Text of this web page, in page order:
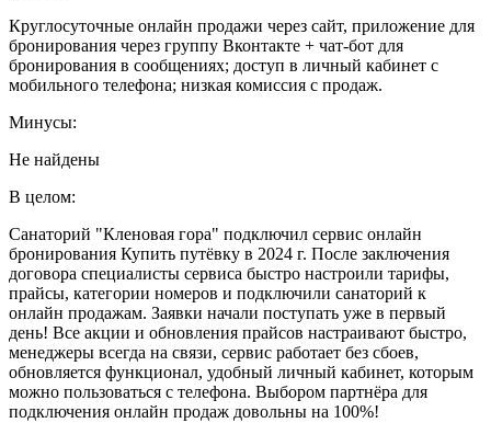
Круглосуточные онлайн продажи через сайт, приложение для
бронирования через группу Вконтакте + чат-бот для
бронирования в сообщениях; доступ в личный кабинет с
мобильного телефона; низкая комиссия с продаж.
Минусы:
Не найдены
В целом:
Санаторий "Кленовая гора" подключил сервис онлайн
бронирования Купить путёвку в 2024 г. После заключения
договора специалисты сервиса быстро настроили тарифы,
прайсы, категории номеров и подключили санаторий к
онлайн продажам. Заявки начали поступать уже в первый
день! Все акции и обновления прайсов настраивают быстро,
менеджеры всегда на связи, сервис работает без сбоев,
обновляется функционал, удобный личный кабинет, которым
можно пользоваться с телефона. Выбором партнёра для
подключения онлайн продаж довольны на 100%!